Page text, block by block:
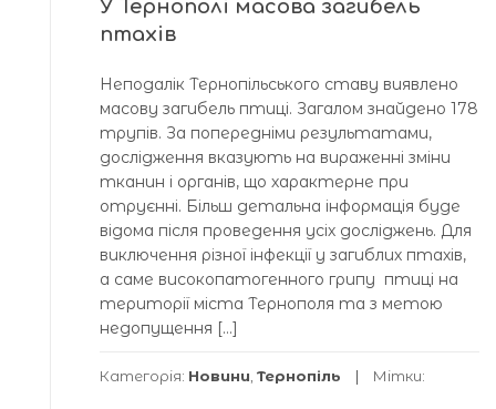
У Тернополі масова загибель
птахів
Неподалік Тернопільського ставу виявлено
масову загибель птиці. Загалом знайдено 178
трупів. За попередніми результатами,
дослідження вказують на вираженні зміни
тканин і органів, що характерне при
отруєнні. Більш детальна інформація буде
відома після проведення усіх досліджень. Для
виключення різної інфекції у загиблих птахів,
а саме високопатогенного грипу птиці на
території міста Тернополя та з метою
недопущення […]
Категорія: Новини Тернопіль Мітки: